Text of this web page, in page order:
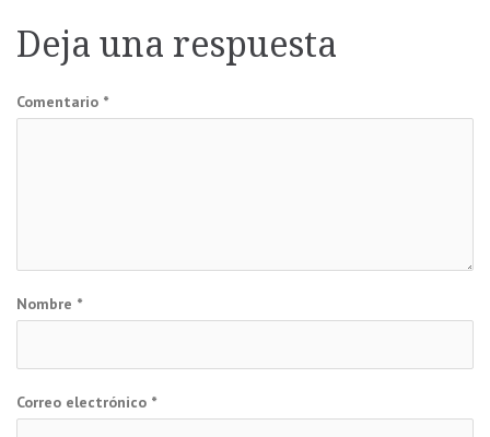
entradas
Deja una respuesta
Comentario *
Nombre *
Correo electrónico *